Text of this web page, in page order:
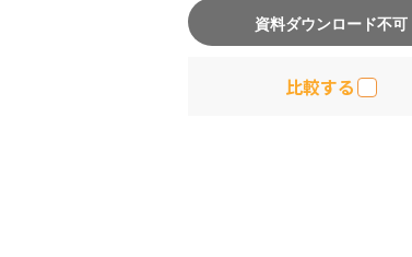
資料ダウンロード不可
比較する